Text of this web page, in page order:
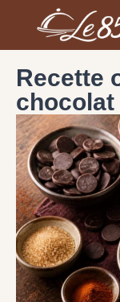
Recette
chocolat